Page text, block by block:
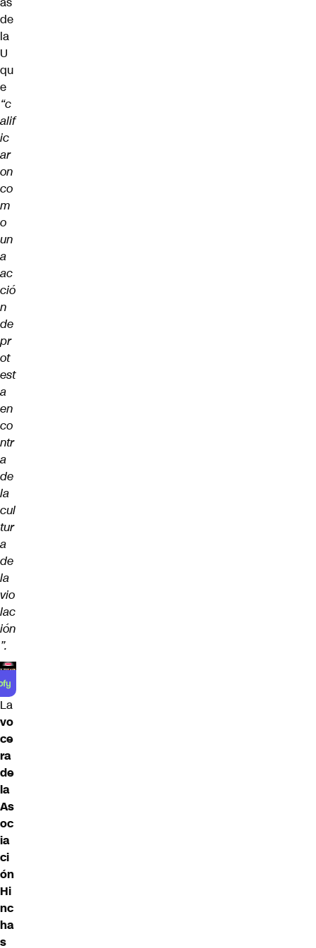
de
la
U
qu
e
“c
alif
ic
ar
on
co
m
o
un
a
ac
ció
n
de
pr
ot
est
a
en
co
ntr
a
de
la
cul
tur
a
de
la
vio
lac
ión
”.
La
vo
ce
ra
de
la
As
oc
ia
ci
ón
Hi
nc
ha
s